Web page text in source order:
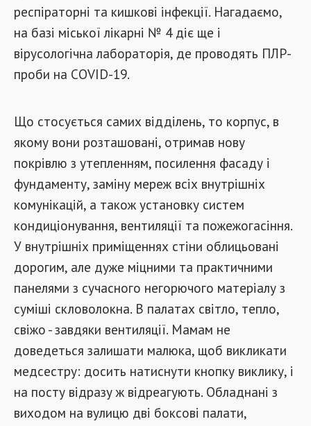
респіраторні та кишкові інфекції. Нагадаємо,
на базі міської лікарні № 4 діє ще і
вірусологічна лабораторія, де проводять ПЛР-
проби на COVID-19.
Що стосується самих відділень, то корпус, в
якому вони розташовані, отримав нову
покрівлю з утепленням, посилення фасаду і
фундаменту, заміну мереж всіх внутрішніх
комунікацій, а також установку систем
кондиціонування, вентиляції та пожежогасіння.
У внутрішніх приміщеннях стіни облицьовані
дорогим, але дуже міцними та практичними
панелями з сучасного негорючого матеріалу з
суміші скловолокна. В палатах світло, тепло,
свіжо - завдяки вентиляції. Мамам не
доведеться залишати малюка, щоб викликати
медсестру: досить натиснути кнопку виклику, і
на посту відразу ж відреагують. Обладнані з
виходом на вулицю дві боксові палати,